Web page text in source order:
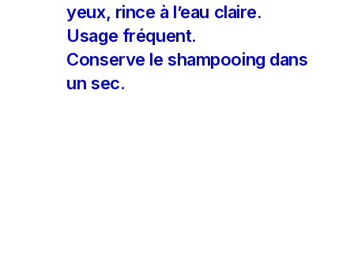
yeux, rince à l’eau claire.
Usage fréquent.
Conserve le shampooing dans
un sec.